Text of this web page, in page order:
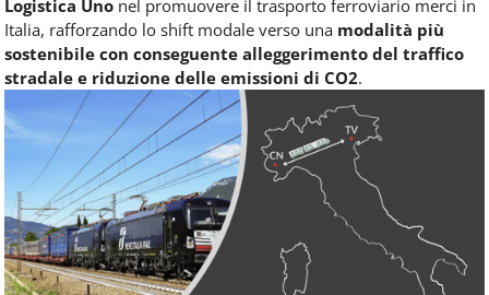
Logistica Uno nel promuovere il trasporto ferroviario merci in
Italia, rafforzando lo shift modale verso una modalità più
sostenibile con conseguente alleggerimento del traffico
stradale e riduzione delle emissioni di CO2.